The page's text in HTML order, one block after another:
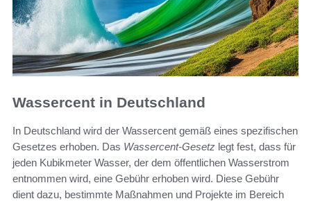
Wassercent in Deutschland
In Deutschland wird der Wassercent gemäß eines spezifischen
Gesetzes erhoben. Das Wassercent-Gesetz legt fest, dass für
jeden Kubikmeter Wasser, der dem öffentlichen Wasserstrom
entnommen wird, eine Gebühr erhoben wird. Diese Gebühr
dient dazu, bestimmte Maßnahmen und Projekte im Bereich